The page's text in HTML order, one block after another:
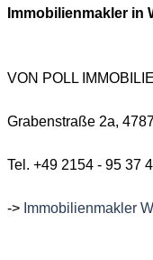
Immobilienmakler in
VON POLL
Grabenstraße 2a,
Tel. +49 2154 - 95 37
-> Immobilienmakler